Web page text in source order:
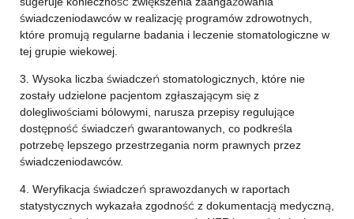
świadczeniodawców w realizację programów zdrowotnych,
które promują regularne badania i leczenie stomatologiczne w
tej grupie wiekowej.
3. Wysoka liczba świadczeń stomatologicznych, które nie
zostały udzielone pacjentom zgłaszającym się z
dolegliwościami bólowymi, narusza przepisy regulujące
dostępność świadczeń gwarantowanych, co podkreśla
potrzebę lepszego przestrzegania norm prawnych przez
świadczeniodawców.
4. Weryfikacja świadczeń sprawozdanych w raportach
statystycznych wykazała zgodność z dokumentacją medyczną,